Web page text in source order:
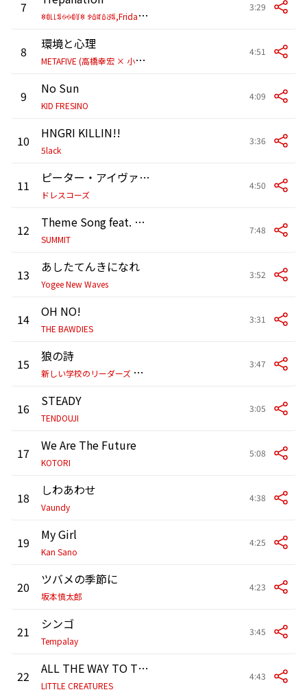
7
ꉈ
ꀧ꒒꒒ꁄꍈꍈꀧ꒦ꉈ ꉣꅔꎡꅔꁕꁄ,Friday Night Plans
3:29
8
環境と心理
M
ETAFIVE (高橋幸宏 × 小山田圭吾 × 砂原良徳 × TOWA TEI × ゴンドウトモヒコ × LEO今井)
4:51
9 No Sun
KID FRESINO
4:09
10 HNGRI KILLIN!!
5lack
3:36
11 ピーター・アイヴァース
ドレスコーズ
4:50
12 Theme Song feat. RIKKI, MARIA, DyyPRIDE, in-d, OMSB, BIM, JUMA, PUNPEE, GAPPER, USOWA
SUMMIT
7:48
13 あしたてんきになれ
Yogee New Waves
3:52
14 OH NO!
THE BAWDIES
3:31
15
狼の詩
新
しい学校のリーダーズ × H ZETTRIO
3:47
16 STEADY
TENDOUJI
3:05
17 We Are The Future
KOTORI
5:08
18 しわあわせ
Vaundy
4:38
19 My Girl
Kan Sano
4:25
20 ツバメの季節に
坂本慎太郎
4:23
21 シンゴ
Tempalay
3:45
22 ALL THE WAY TO THE BORDERLINE
LITTLE CREATURES
4:43